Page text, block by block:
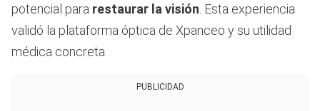
potencial para restaurar la visión . Esta experiencia
validó la plataforma óptica de Xpanceo y su utilidad
médica concreta.
PUBLICIDAD